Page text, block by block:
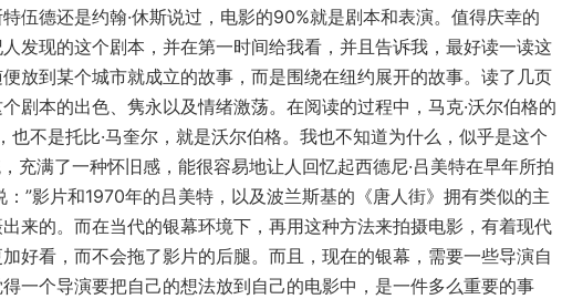
伍德还是约翰·休斯说过，电影的90%就是剧本和表演。值得庆幸的
发现的这个剧本，并在第一时间给我看，并且告诉我，最好读一读这
放到某个城市就成立的故事，而是围绕在纽约展开的故事。读了几页
剧本的出色、隽永以及情绪激荡。在阅读的过程中，马克·沃尔伯格的
不是托比·马奎尔，就是沃尔伯格。我也不知道为什么，似乎是这个
满了一种怀旧感，能很容易地让人回忆起西德尼·吕美特在早年所拍
”影片和1970年的吕美特，以及波兰斯基的《唐人街》拥有类似的主
来的。而在当代的银幕环境下，再用这种方法来拍摄电影，有着现代
好看，而不会拖了影片的后腿。而且，现在的银幕，需要一些导演自
一个导演要把自己的想法放到自己的电影中，是一件多么重要的事